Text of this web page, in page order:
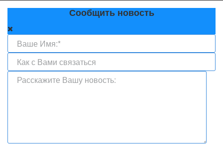
Сообщить новость